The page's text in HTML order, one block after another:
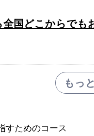
全国どこからでも
もっ
すためのコース